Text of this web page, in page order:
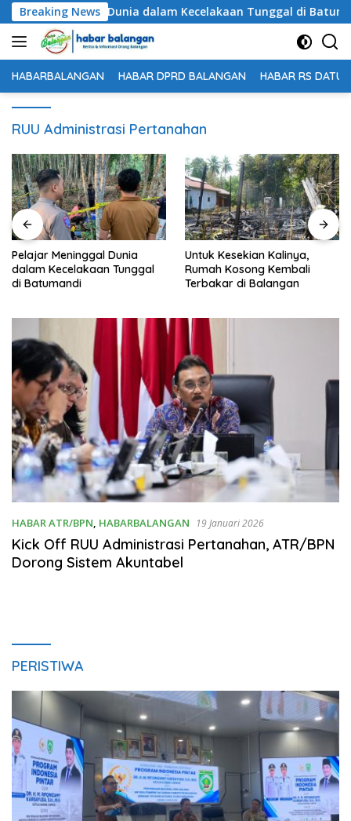
Langsung
ke
konten
Breaking News
Meninggal Dunia dalam Kecelakaan Tunggal di Batumandi
HABARBALANGAN HABAR DPRD BALANGAN HABAR RS DATU
RUU Administrasi Pertanahan
Untuk Kesekian Kalinya,
Rumah Kosong Kembali
Terbakar di Balangan
61 Peserta Ikuti Technical
Meeting Nanang Galuh
Balangan 2026
HABAR ATR/BPN, HABARBALANGAN 19 Januari 2026
Kick Off RUU Administrasi Pertanahan, ATR/BPN
Dorong Sistem Akuntabel
PERISTIWA